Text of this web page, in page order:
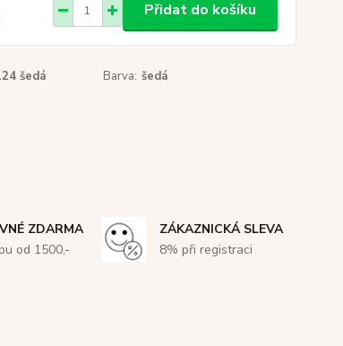
Přidat do košíku
šedá Barva: šedá
ZDARMA
od 1500,-
ZÁKAZNICKÁ SLEVA
8% při registraci